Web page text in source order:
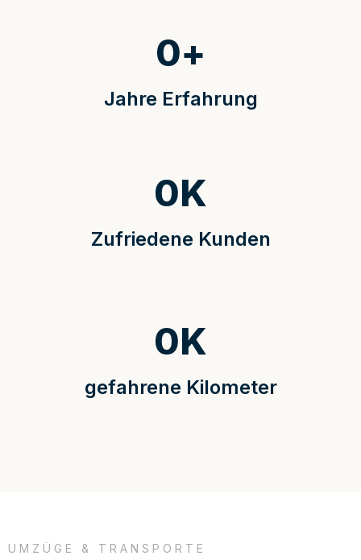
Jahre Erfahrung
0+
Zufriedene Kunden
0K
gefahrene Kilometer
0K
UMZÜGE & TRANSPORTE